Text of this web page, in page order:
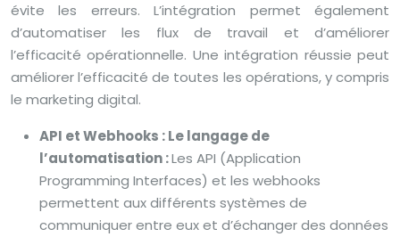
évite les erreurs. L’intégration permet également
d’automatiser les flux de travail et d’améliorer
l’efficacité opérationnelle. Une intégration réussie peut
améliorer l’efficacité de toutes les opérations, y compris
le marketing digital.
API et Webhooks : Le langage de
l’automatisation :Les API (Application
Programming Interfaces) et les webhooks
permettent aux différents systèmes de
communiquer entre eux et d’échanger des données